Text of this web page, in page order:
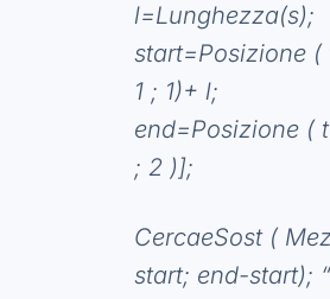
l=Lunghezza(s);
start=Posizione (
1 ; 1)+ l;
end=Posizione (
; 2 )];
CercaeSost (
start; end-start);